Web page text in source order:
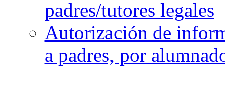
padres/tutores legales
Autorización de
a padres, por